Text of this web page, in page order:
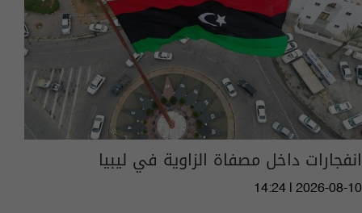
انفجارات داخل مصفاة الزاوية في ليبيا
14:24 | 2026-08-10